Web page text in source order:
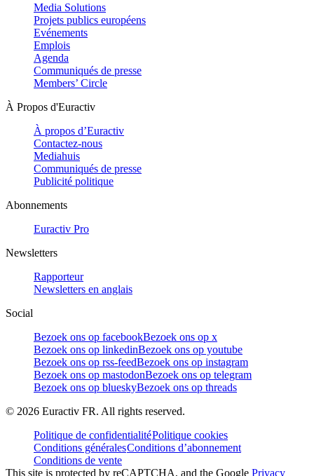
Media Solutions
Projets publics européens
Evénements
Emplois
Agenda
Communiqués de presse
Members’ Circle
À Propos d'Euractiv
À propos d’Euractiv
Contactez-nous
Mediahuis
Communiqués de presse
Publicité politique
Abonnements
Euractiv Pro
Newsletters
Rapporteur
Newsletters en anglais
Social
Bezoek ons op facebookBezoek ons op x
Bezoek ons op linkedinBezoek ons op youtube
Bezoek ons op rss-feedBezoek ons op instagram
Bezoek ons op mastodonBezoek ons op telegram
Bezoek ons op blueskyBezoek ons op threads
© 2026 Euractiv FR. All rights reserved.
Politique de confidentialitéPolitique cookies
Conditions généralesConditions d’abonnement
Conditions de vente
This site is protected by reCAPTCHA, and the Google Privacy